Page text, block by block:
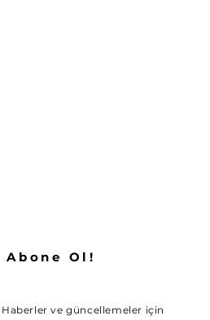
Abone Ol!
Haberler ve güncellemeler için